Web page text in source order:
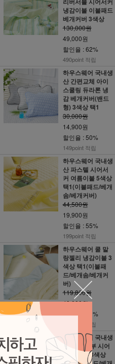
냉감이불 이불패드
베개커버 3색상
130,000원
49,000원
할인율 : 62%
490point 적립
하우스웨어 국내생
산 간편교체 아이
스쿨링 듀라론 냉
감 베개커버(밴드
형) 3색상 택1
30,000원
14,900원
할인율 : 50%
149point 적립
하우스웨어 국내생
산 파스텔 시어서
커 여름이불 5색상
택1(이불패드/베개
솜/베개커버)
44,500원
19,900원
할인율 : 55%
199point 적립
하우스웨어 쿨 말
랑젤리 냉감이불 3
색상 택1(이불패
드/베개솜/베개커
버)
119,800원
49,000원
할인율 : 59%
490point 적립
하우스웨어 국내생
산 로제 뱀부 시어
서커 이불 3색상